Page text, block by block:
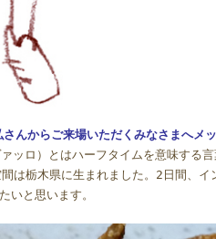
からご来場いただくみなさまへメッ
）とはハーフタイムを意味する言
は栃木県に生まれました。2日間、
いと思います。